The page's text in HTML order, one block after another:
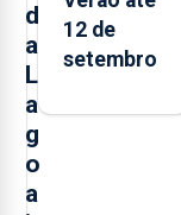
d
a
L
a
g
o
a
12 de
setembro